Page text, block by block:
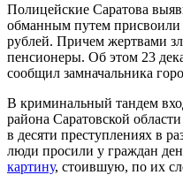
Полицейские Саратова
обманным путем присвоили
рублей. Причем жертвами
пенсионеры. Об этом 23
сообщил замначальника
В криминальный тандем
района Саратовской
в десяти преступлениях в
люди просили у граждан
картину, стоившую, по их